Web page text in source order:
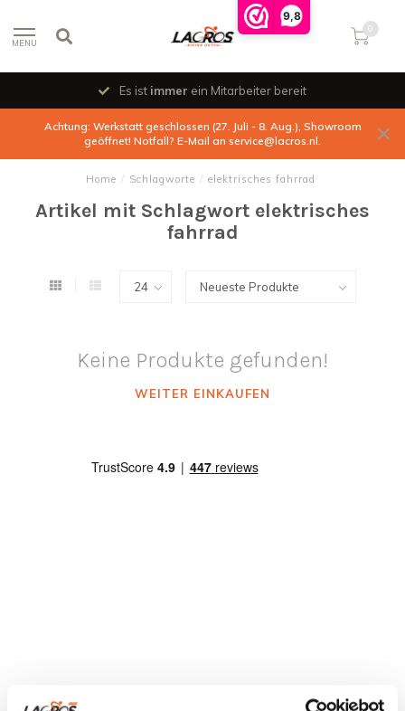
9,8
MENU
0
Es ist immer ein Mitarbeiter bereit
Achtung: Werkstatt geschlossen (27. Juli - 8. Aug.), Showroom
geöffnet! Notfall? E-Mail an service@lacros.nl.
Home / Schlagworte / elektrisches fahrrad
Artikel mit Schlagwort elektrisches
fahrrad
Keine Produkte gefunden!
WEITER EINKAUFEN